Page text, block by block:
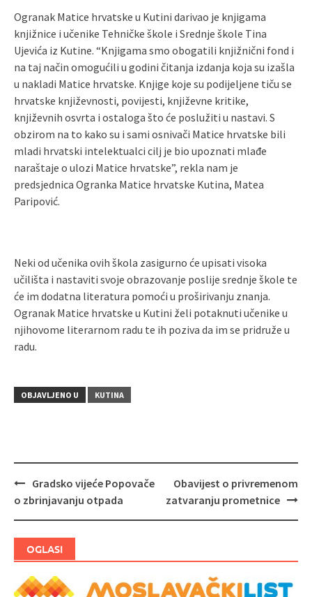
Ogranak Matice hrvatske u Kutini darivao je knjigama
knjižnice i učenike Tehničke škole i Srednje škole Tina
Ujevića iz Kutine. “Knjigama smo obogatili knjižnični fond i
na taj način omogućili u godini čitanja izdanja koja su izašla
u nakladi Matice hrvatske. Knjige koje su podijeljene tiču se
hrvatske književnosti, povijesti, književne kritike,
književnih osvrta i ostaloga što će poslužiti u nastavi. S
obzirom na to kako su i sami osnivači Matice hrvatske bili
mladi hrvatski intelektualci cilj je bio upoznati mlađe
naraštaje o ulozi Matice hrvatske”, rekla nam je
predsjednica Ogranka Matice hrvatske Kutina, Matea
Paripović.
Neki od učenika ovih škola zasigurno će upisati visoka
učilišta i nastaviti svoje obrazovanje poslije srednje škole te
će im dodatna literatura pomoći u proširivanju znanja.
Ogranak Matice hrvatske u Kutini želi potaknuti učenike u
njihovome literarnom radu te ih poziva da im se pridruže u
radu.
OBJAVLJENO U KUTINA
Navigacija
objava
Gradsko vijeće Popovače
o zbrinjavanju otpada
Obavijest o privremenom
zatvaranju prometnice
OGLASI